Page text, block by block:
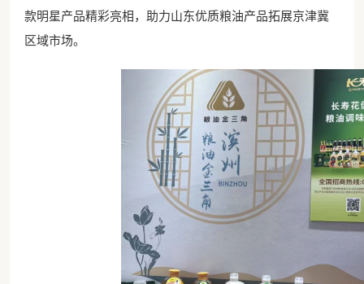
款明星产品精彩亮相，助力山东优质粮油产品拓展京津冀
区域市场。